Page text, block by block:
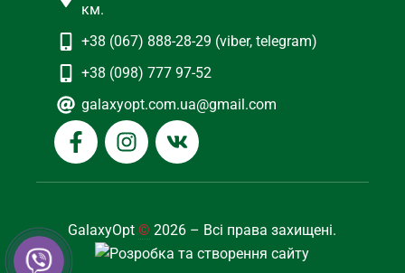
км.
+38 (067) 888-28-29 (viber, telegram)
+38 (098) 777 97-52
galaxyopt.com.ua@gmail.com
GalaxyOpt© 2026 – Всі права захищені.